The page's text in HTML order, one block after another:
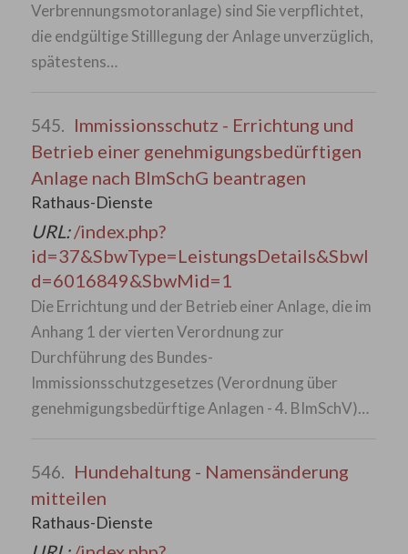
Verbrennungsmotoranlage) sind Sie verpflichtet,
die endgültige Stilllegung der Anlage unverzüglich,
spätestens…
545. Immissionsschutz - Errichtung und
Betrieb einer genehmigungsbedürftigen
Anlage nach BImSchG beantragen
Rathaus-Dienste
URL:/index.php?
id=37&SbwType=LeistungsDetails&SbwI
d=6016849&SbwMid=1
Die Errichtung und der Betrieb einer Anlage, die im
Anhang 1 der vierten Verordnung zur
Durchführung des Bundes-
Immissionsschutzgesetzes (Verordnung über
genehmigungsbedürftige Anlagen - 4. BImSchV)…
546. Hundehaltung - Namensänderung
mitteilen
Rathaus-Dienste